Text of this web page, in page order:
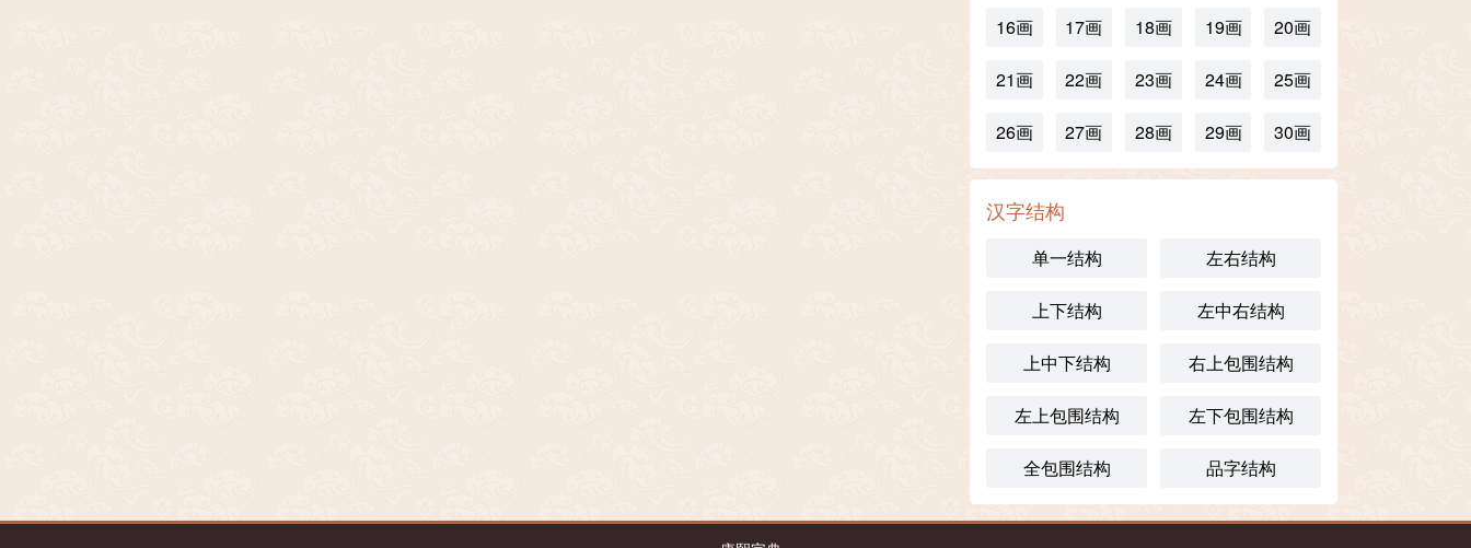
16画 17画 18画 19画 20画
21画 22画 23画 24画 25画
26画 27画 28画 29画 30画
汉字结构
单一结构 左右结构
上下结构 左中右结构
上中下结构 右上包围结构
左上包围结构 左下包围结构
全包围结构 品字结构